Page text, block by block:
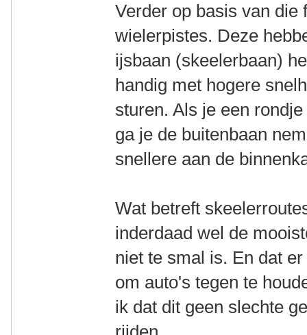
Verder op basis van
wielerpistes. Deze
ijsbaan (skeelerbaan)
handig met hogere
sturen. Als je een
ga je de buitenbaan
snellere aan de
Wat betreft
inderdaad wel de
niet te smal is. En dat
om auto's tegen te
ik dat dit geen slechte